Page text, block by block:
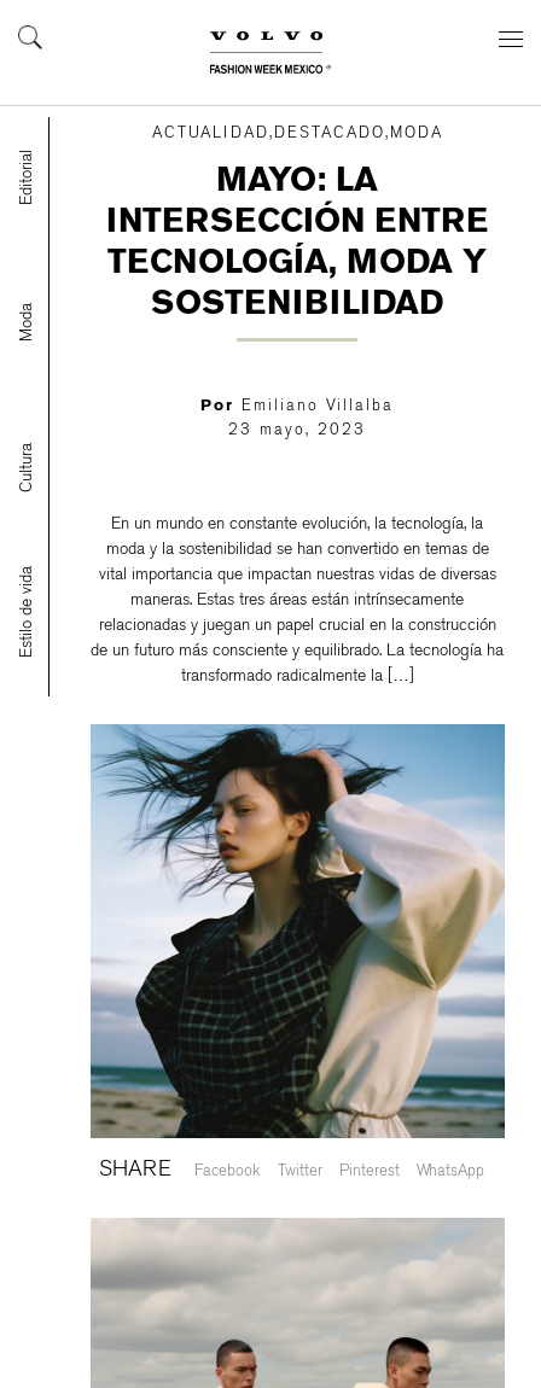
Editorial
Moda
Cultura
Estilo de vida
ACTUALIDAD,DESTACADO,MODA
MAYO: LA
INTERSECCIÓN ENTRE
TECNOLOGÍA, MODA Y
SOSTENIBILIDAD
Por
Emiliano Villalba
23 mayo, 2023
En un mundo en constante evolución, la tecnología, la
moda y la sostenibilidad se han convertido en temas de
vital importancia que impactan nuestras vidas de diversas
maneras. Estas tres áreas están intrínsecamente
relacionadas y juegan un papel crucial en la construcción
de un futuro más consciente y equilibrado. La tecnología ha
transformado radicalmente la […]
SHARE Facebook Twitter Pinterest WhatsApp